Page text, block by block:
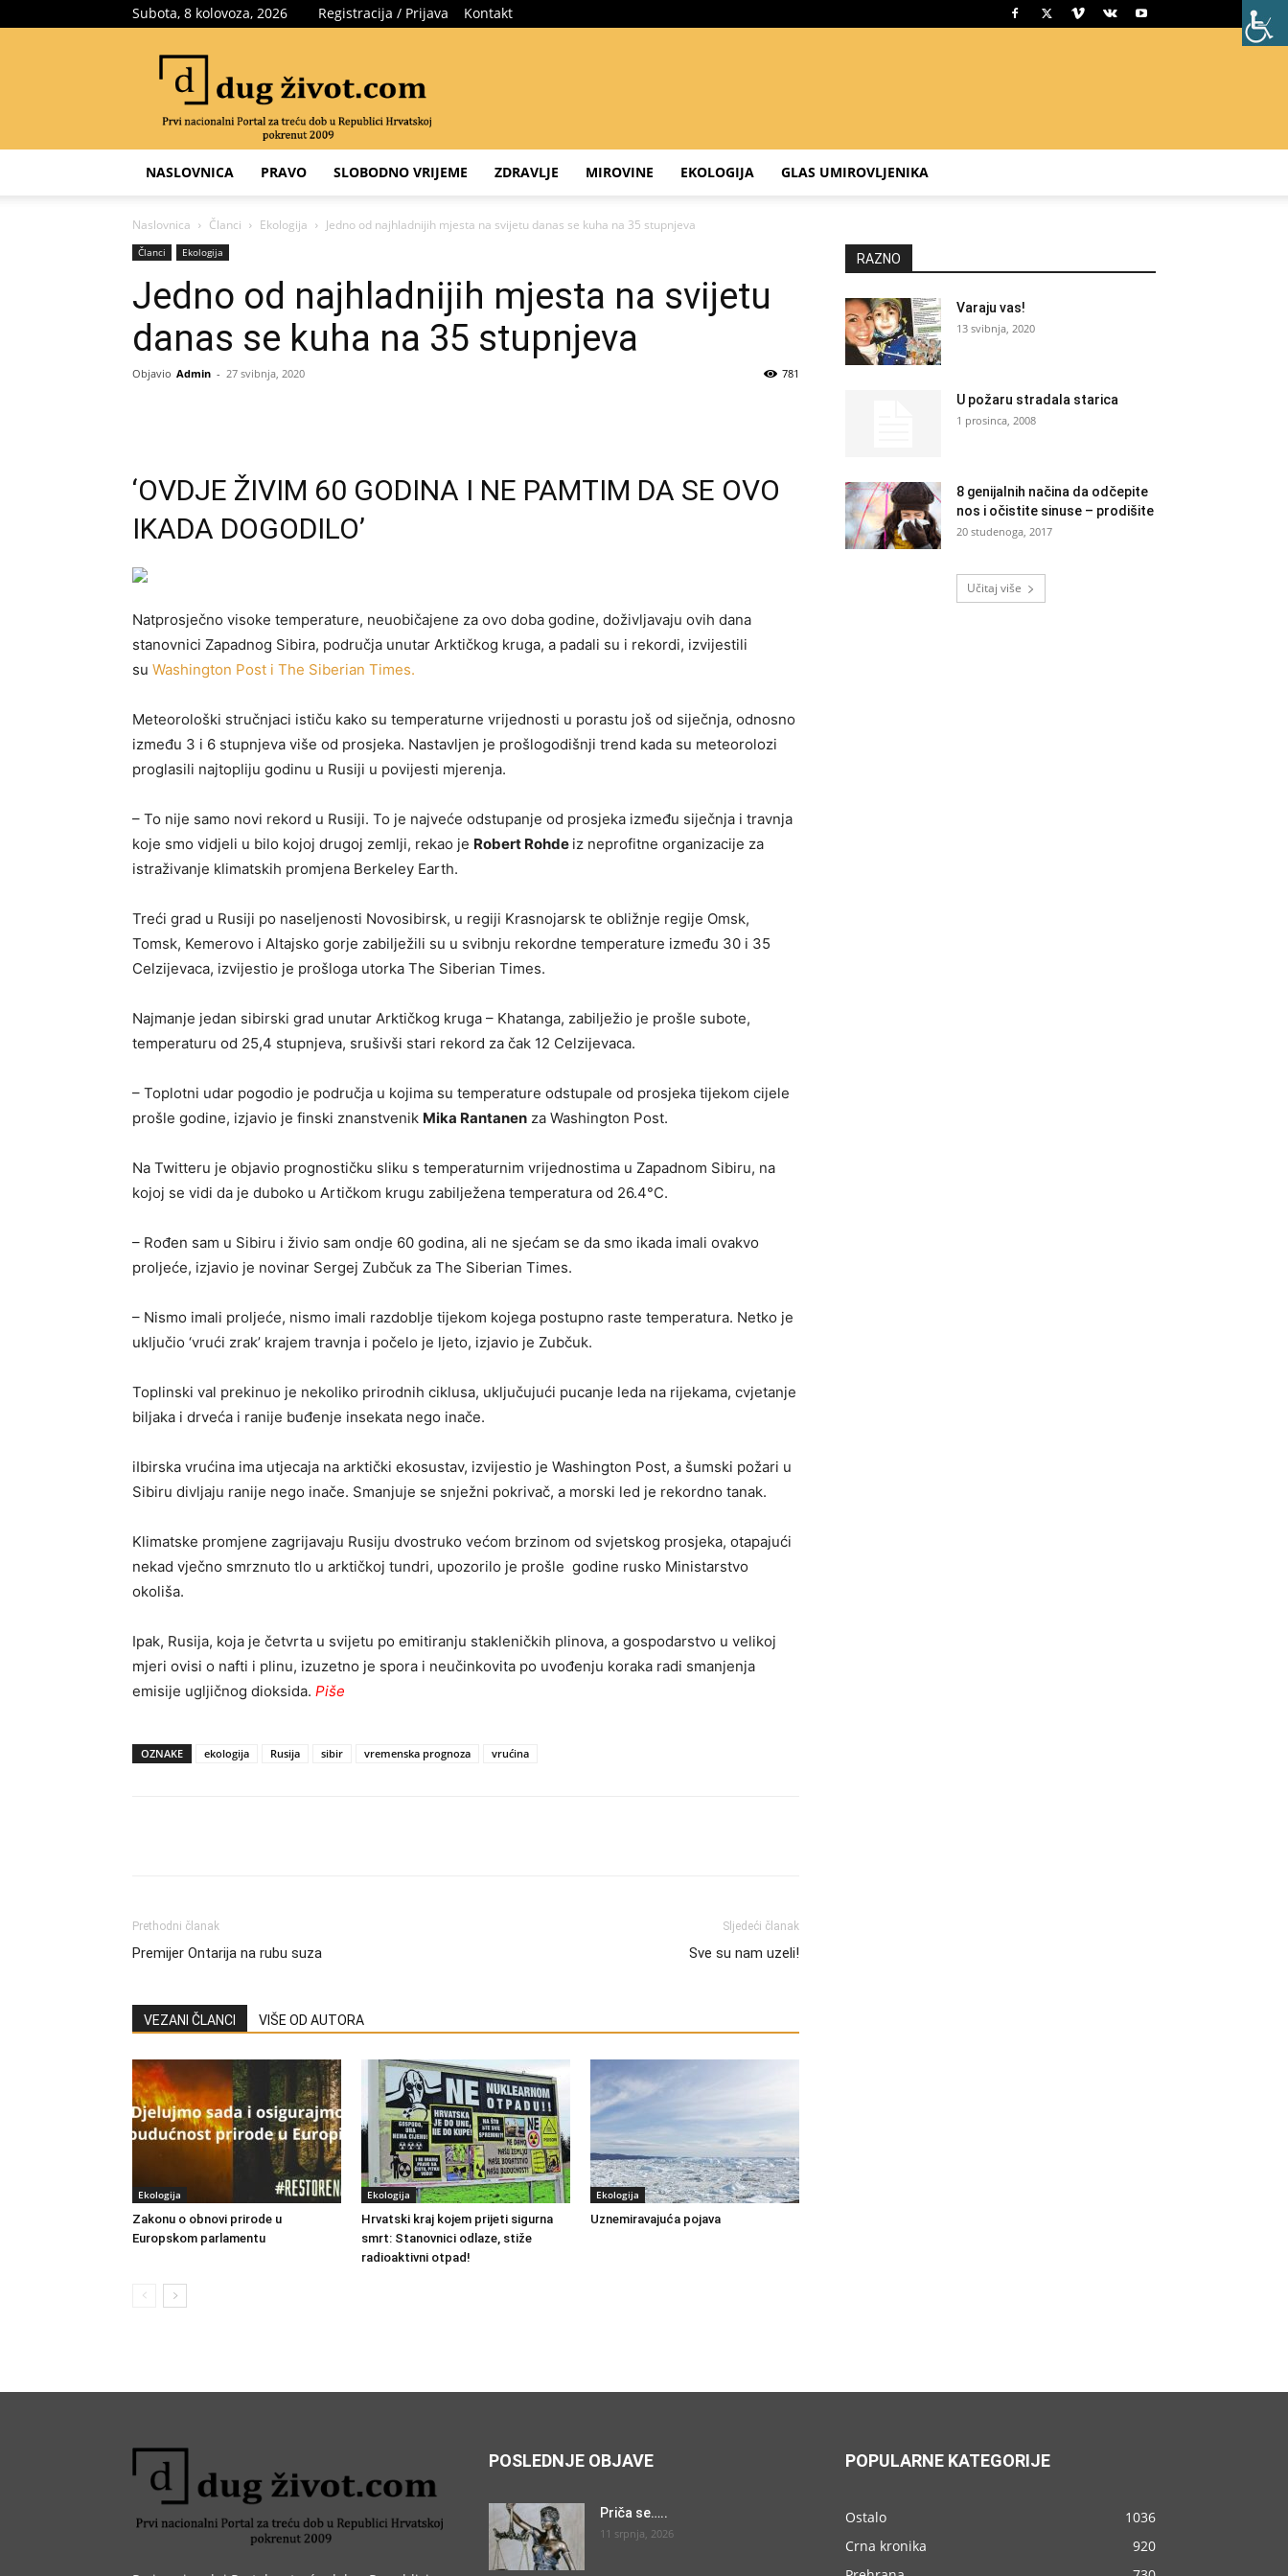
Subota, 8 kolovoza, 2026 Registracija / Prijava Kontakt
za
treću
dob
NASLOVNICA PRAVO SLOBODNO VRIJEME ZDRAVLJE MIROVINE EKOLOGIJA GLAS UMIROVLJENIKA
Naslovnica Članci Ekologija Jedno od najhladnijih mjesta na svijetu danas se kuha na 35 stupnjeva
Članci Ekologija
Jedno od najhladnijih mjesta na svijetu
danas se kuha na 35 stupnjeva
Objavio Admin - 27 svibnja, 2020 781
‘OVDJE ŽIVIM 60 GODINA I NE PAMTIM DA SE OVO
IKADA DOGODILO’
Natprosječno visoke temperature, neuobičajene za ovo doba godine, doživljavaju ovih dana
stanovnici Zapadnog Sibira, područja unutar Arktičkog kruga, a padali su i rekordi, izvijestili
su Washington Post i The Siberian Times.
Meteorološki stručnjaci ističu kako su temperaturne vrijednosti u porastu još od siječnja, odnosno
između 3 i 6 stupnjeva više od prosjeka. Nastavljen je prošlogodišnji trend kada su meteorolozi
proglasili najtopliju godinu u Rusiji u povijesti mjerenja.
– To nije samo novi rekord u Rusiji. To je najveće odstupanje od prosjeka između siječnja i travnja
koje smo vidjeli u bilo kojoj drugoj zemlji, rekao je Robert Rohde iz neprofitne organizacije za
istraživanje klimatskih promjena Berkeley Earth.
Treći grad u Rusiji po naseljenosti Novosibirsk, u regiji Krasnojarsk te obližnje regije Omsk,
Tomsk, Kemerovo i Altajsko gorje zabilježili su u svibnju rekordne temperature između 30 i 35
Celzijevaca, izvijestio je prošloga utorka The Siberian Times.
Najmanje jedan sibirski grad unutar Arktičkog kruga – Khatanga, zabilježio je prošle subote,
temperaturu od 25,4 stupnjeva, srušivši stari rekord za čak 12 Celzijevaca.
– Toplotni udar pogodio je područja u kojima su temperature odstupale od prosjeka tijekom cijele
prošle godine, izjavio je finski znanstvenik Mika Rantanen za Washington Post.
Na Twitteru je objavio prognostičku sliku s temperaturnim vrijednostima u Zapadnom Sibiru, na
kojoj se vidi da je duboko u Artičkom krugu zabilježena temperatura od 26.4°C.
– Rođen sam u Sibiru i živio sam ondje 60 godina, ali ne sjećam se da smo ikada imali ovakvo
proljeće, izjavio je novinar Sergej Zubčuk za The Siberian Times.
– Nismo imali proljeće, nismo imali razdoblje tijekom kojega postupno raste temperatura. Netko je
uključio ‘vrući zrak’ krajem travnja i počelo je ljeto, izjavio je Zubčuk.
Toplinski val prekinuo je nekoliko prirodnih ciklusa, uključujući pucanje leda na rijekama, cvjetanje
biljaka i drveća i ranije buđenje insekata nego inače.
iIbirska vrućina ima utjecaja na arktički ekosustav, izvijestio je Washington Post, a šumski požari u
Sibiru divljaju ranije nego inače. Smanjuje se snježni pokrivač, a morski led je rekordno tanak.
Klimatske promjene zagrijavaju Rusiju dvostruko većom brzinom od svjetskog prosjeka, otapajući
nekad vječno smrznuto tlo u arktičkoj tundri, upozorilo je prošle godine rusko Ministarstvo
okoliša.
Ipak, Rusija, koja je četvrta u svijetu po emitiranju stakleničkih plinova, a gospodarstvo u velikoj
mjeri ovisi o nafti i plinu, izuzetno je spora i neučinkovita po uvođenju koraka radi smanjenja
emisije ugljičnog dioksida. Piše
OZNAKE ekologija Rusija sibir vremenska prognoza vrućina
Prethodni članak
Premijer Ontarija na rubu suza
Sljedeći članak
Sve su nam uzeli!
VEZANI ČLANCI VIŠE OD AUTORA
Ekologija
Zakonu o obnovi prirode u
Europskom parlamentu
Ekologija
Hrvatski kraj kojem prijeti sigurna
smrt: Stanovnici odlaze, stiže
radioaktivni otpad!
Ekologija
Uznemiravajuća pojava
RAZNO
Varaju vas!
13 svibnja, 2020
U požaru stradala starica
1 prosinca, 2008
8 genijalnih načina da odčepite
nos i očistite sinuse – prodišite
20 studenoga, 2017
Učitaj više
POSLEDNJE OBJAVE
Priča se…..
11 srpnja, 2026
POPULARNE KATEGORIJE
Ostalo
1036
Crna kronika
920